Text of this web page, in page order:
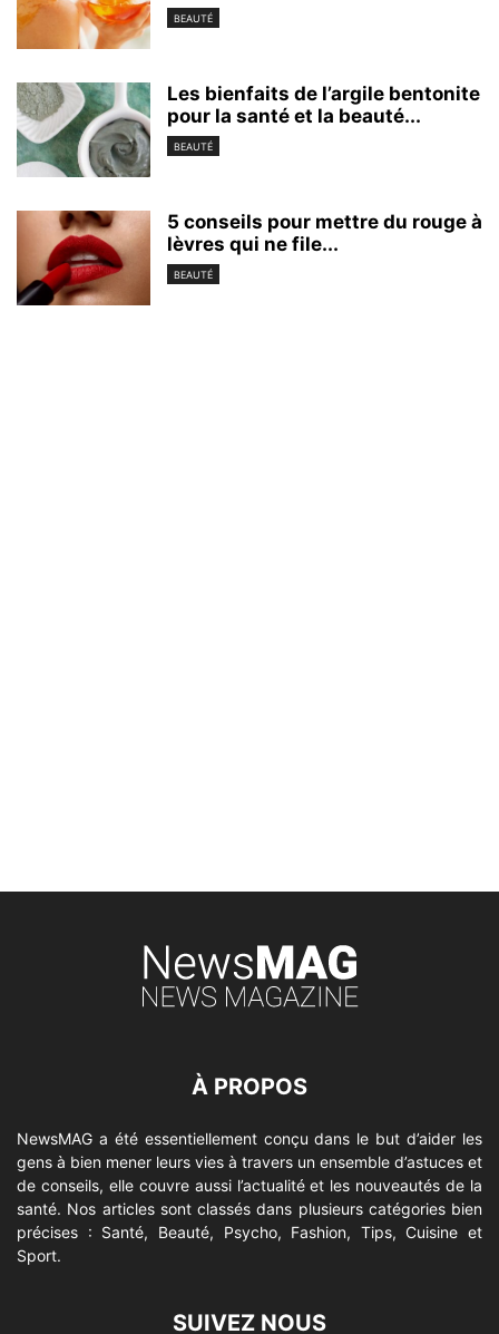
BEAUTÉ
Les bienfaits de l’argile bentonite
pour la santé et la beauté...
BEAUTÉ
5 conseils pour mettre du rouge à
lèvres qui ne file...
BEAUTÉ
À PROPOS
NewsMAG a été essentiellement conçu dans le but d’aider les
gens à bien mener leurs vies à travers un ensemble d’astuces et
de conseils, elle couvre aussi l’actualité et les nouveautés de la
santé. Nos articles sont classés dans plusieurs catégories bien
précises : Santé, Beauté, Psycho, Fashion, Tips, Cuisine et
Sport.
SUIVEZ NOUS